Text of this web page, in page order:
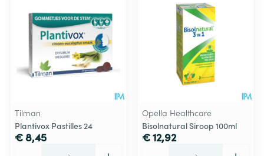
Tilman
Plantivox Pastilles 24
€ 8,45
Opella Healthcare
Bisolnatural Siroop 100ml
€ 12,92